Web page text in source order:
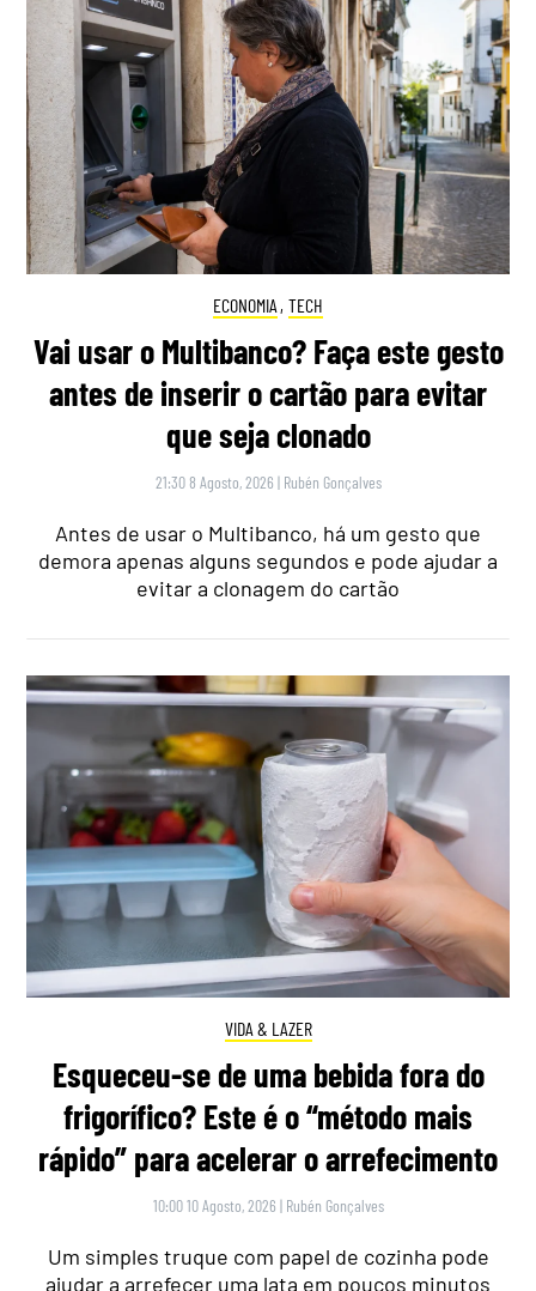
ECONOMIA , TECH
Vai usar o Multibanco? Faça este gesto
antes de inserir o cartão para evitar
que seja clonado
21:30 8 Agosto, 2026 | Rubén Gonçalves
Antes de usar o Multibanco, há um gesto que
demora apenas alguns segundos e pode ajudar a
evitar a clonagem do cartão
VIDA & LAZER
Esqueceu-se de uma bebida fora do
frigorífico? Este é o “método mais
rápido” para acelerar o arrefecimento
10:00 10 Agosto, 2026 | Rubén Gonçalves
Um simples truque com papel de cozinha pode
ajudar a arrefecer uma lata em poucos minutos